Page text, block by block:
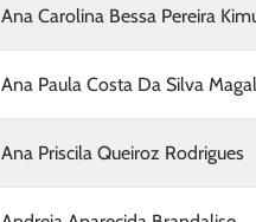
Ana Carolina Bessa Pereira
Ana Paula Costa Da Silva
Ana Priscila Queiroz Rodrigues